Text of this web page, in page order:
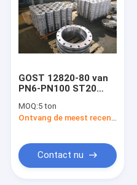
GOST 12820-80 van
PN6-PN100 ST20
TYPE 01 02 05 GOST
12821 Cs CT20;
316/316L
MOQ:5 ton
Ontvang de meest recente Prijs
Contact nu